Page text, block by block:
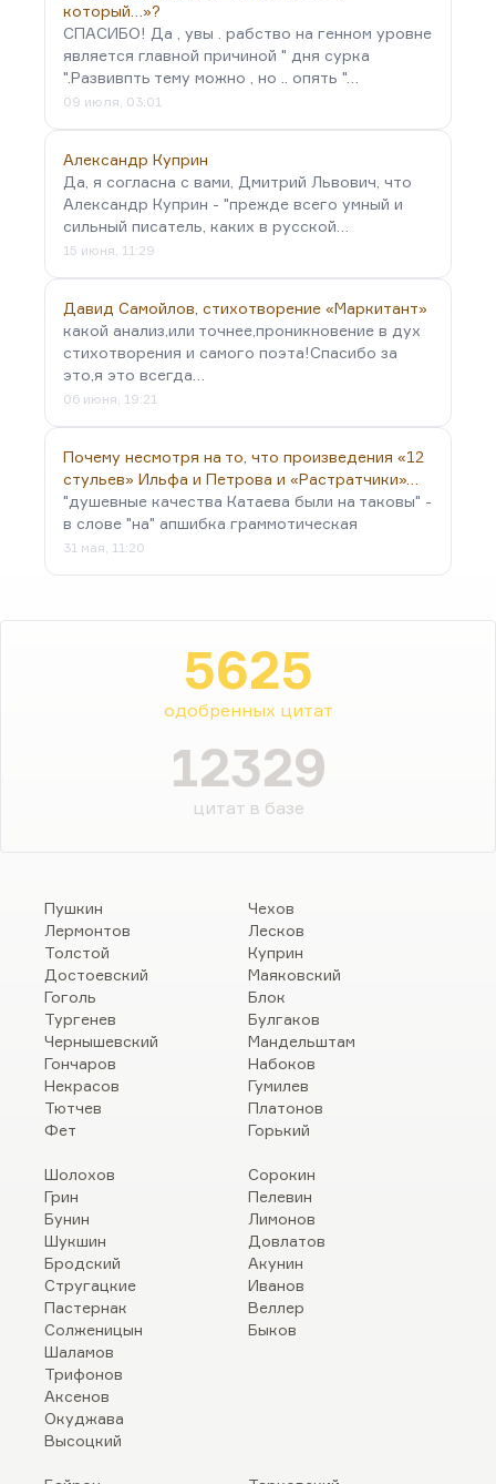
который…»?
СПАСИБО! Да , увы . рабство на генном уровне
является главной причиной " дня сурка
".Развивпть тему можно , но .. опять "…
09 июля, 03:01
Александр Куприн
Да, я согласна с вами, Дмитрий Львович, что
Александр Куприн - "прежде всего умный и
сильный писатель, каких в русской…
15 июня, 11:29
Давид Самойлов, стихотворение «Маркитант»
какой анализ,или точнее,проникновение в дух
стихотворения и самого поэта!Спасибо за
это,я это всегда…
06 июня, 19:21
Почему несмотря на то, что произведения «12
стульев» Ильфа и Петрова и «Растратчики»…
"душевные качества Катаева были на таковы" -
в слове "на" апшибка граммотическая
31 мая, 11:20
5625
одобренных цитат
12329
цитат в базе
Пушкин
Лермонтов
Толстой
Достоевский
Гоголь
Тургенев
Чернышевский
Гончаров
Некрасов
Тютчев
Фет
Чехов
Лесков
Куприн
Маяковский
Блок
Булгаков
Мандельштам
Набоков
Гумилев
Платонов
Горький
Шолохов
Грин
Бунин
Шукшин
Бродский
Стругацкие
Пастернак
Солженицын
Шаламов
Трифонов
Аксенов
Окуджава
Высоцкий
Сорокин
Пелевин
Лимонов
Довлатов
Акунин
Иванов
Веллер
Быков